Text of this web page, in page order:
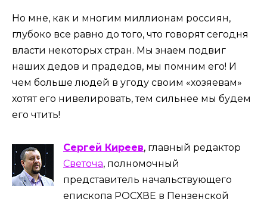
Но мне, как и многим миллионам россиян,
глубоко все равно до того, что говорят сегодня
власти некоторых стран. Мы знаем подвиг
наших дедов и прадедов, мы помним его! И
чем больше людей в угоду своим «хозяевам»
хотят его нивелировать, тем сильнее мы будем
его чтить!
Сергей Киреев, главный редактор
Светоча, полномочный
представитель начальствующего
епископа РОСХВЕ в Пензенской